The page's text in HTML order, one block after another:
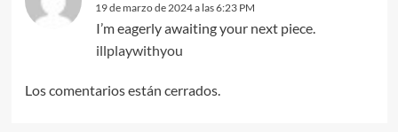
19 de marzo de 2024 a las 6:23 PM
I’m eagerly awaiting your next piece.
illplaywithyou
Los comentarios están cerrados.